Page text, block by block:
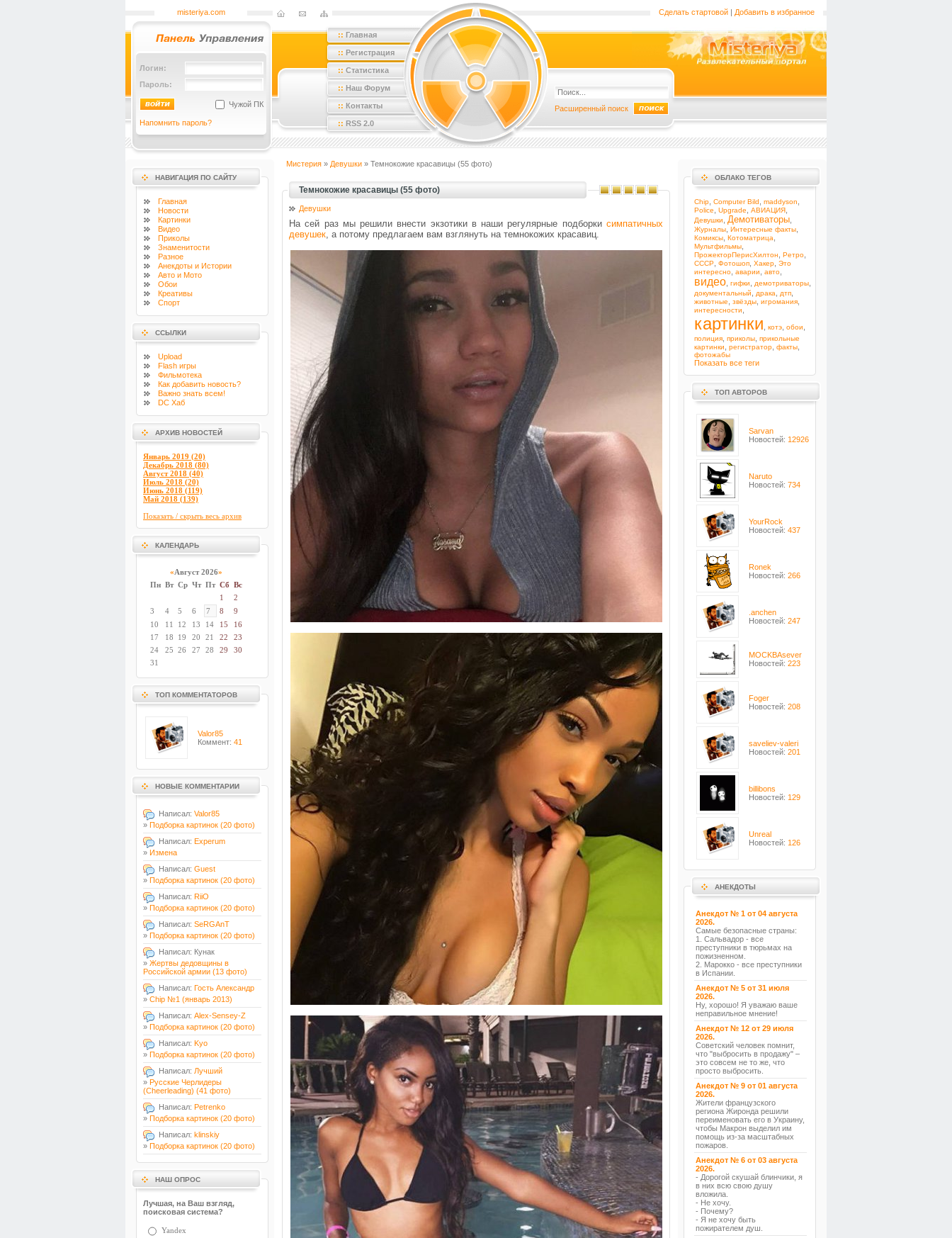
misteriya.com Сделать стартовой | Добавить в избранное
Логин:
Пароль:
Чужой ПК
Напомнить пароль?
:: Главная
:: Регистрация
:: Статистика
:: Наш Форум
:: Контакты
:: RSS 2.0
Расширенный поиск
НАВИГАЦИЯ ПО САЙТУ
Главная
Новости
Картинки
Видео
Приколы
Знаменитости
Разное
Анекдоты и Истории
Авто и Мото
Обои
Креативы
Спорт
ССЫЛКИ
Upload
Flash игры
Фильмотека
Как добавить новость?
Важно знать всем!
DC Хаб
АРХИВ НОВОСТЕЙ
Январь 2019 (20)
Декабрь 2018 (80)
Август 2018 (40)
Июль 2018 (20)
Июнь 2018 (119)
Май 2018 (139)
Показать / скрыть весь архив
КАЛЕНДАРЬ
«Август 2026»
Пн Вт Ср Чт Пт Сб Вс
1
2
3
4 5 6 7 8
9
10
11 12 13 14 15
16
17
18 19 20 21 22
23
24
25 26 27 28 29
30
31
ТОП КОММЕНТАТОРОВ
Valor85
Коммент: 41
НОВЫЕ КОММЕНТАРИИ
Написал: Valor85
» Подборка картинок (20 фото)
Написал: Experum
» Измена
Написал: Guest
» Подборка картинок (20 фото)
Написал: RiiO
» Подборка картинок (20 фото)
Написал: SeRGAnT
» Подборка картинок (20 фото)
Написал: Кунак
» Жертвы дедовщины в
Российской армии (13 фото)
Написал: Гость Александр
» Chip №1 (январь 2013)
Написал: Alex-Sensey-Z
» Подборка картинок (20 фото)
Написал: Kyo
» Подборка картинок (20 фото)
Написал: Лучший
» Русские Черлидеры
(Cheerleading) (41 фото)
Написал: Petrenko
» Подборка картинок (20 фото)
Написал: klinskiy
» Подборка картинок (20 фото)
НАШ ОПРОС
Лучшая, на Ваш взгляд,
поисковая система?
Yandex
Мистерия » Девушки » Темнокожие красавицы (55 фото)
Темнокожие красавицы (55 фото)
Девушки
На сей раз мы решили внести экзотики в наши регулярные подборки симпатичных
девушек, а потому предлагаем вам взглянуть на темнокожих красавиц.
ОБЛАКО ТЕГОВ
Chip Computer Bild maddyson
Police Upgrade АВИАЦИЯ
Девушки Демотиваторы
Журналы Интересные факты
Комиксы Котоматрица
Мультфильмы
ПрожекторПерисХилтон Ретро
СССР Фотошоп Хакер Это
интересно аварии авто
видео гифки демотриваторы
документальный драка дтп
животные звёзды игромания
интересности
картинки котэ обои
полиция приколы прикольные
картинки
регистратор факты
фотожабы
Показать все теги
ТОП АВТОРОВ
Sarvan
Новостей: 12926
Naruto
Новостей: 734
YourRock
Новостей: 437
Ronek
Новостей: 266
.anchen
Новостей: 247
MOCKBAsever
Новостей: 223
Foger
Новостей: 208
saveliev-valeri
Новостей: 201
billibons
Новостей: 129
Unreal
Новостей: 126
АНЕКДОТЫ
Анекдот № 1 от 04 августа
2026.
Самые безопасные страны:
1. Сальвадор - все
преступники в тюрьмах на
пожизненном.
2. Марокко - все преступники
в Испании.
Анекдот № 5 от 31 июля
2026.
Ну, хорошо! Я уважаю ваше
неправильное мнение!
Анекдот № 12 от 29 июля
2026.
Советский человек помнит,
что "выбросить в продажу" –
это совсем не то же, что
просто выбросить.
Анекдот № 9 от 01 августа
2026.
Жители французского
региона Жиронда решили
переименовать его в Украину,
чтобы Макрон выделил им
помощь из-за масштабных
пожаров.
Анекдот № 6 от 03 августа
2026.
- Дорогой скушай блинчики, я
в них всю свою душу
вложила.
- Не хочу.
- Почему?
- Я не хочу быть
пожирателем душ.